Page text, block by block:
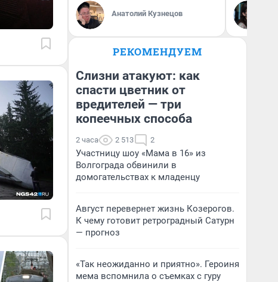
Анатолий Кузнецов
РЕКОМЕНДУЕМ
Слизни атакуют: как
спасти цветник от
вредителей — три
копеечных способа
2 часа 2 513 2
Участницу шоу «Мама в 16» из
Волгограда обвинили в
домогательствах к младенцу
Август перевернет жизнь Козерогов.
К чему готовит ретроградный Сатурн
— прогноз
«Так неожиданно и приятно». Героиня
мема вспомнила о съемках с гуру